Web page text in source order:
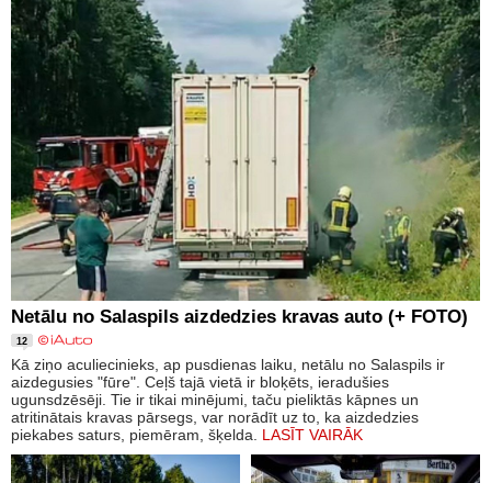
Netālu no Salaspils aizdedzies kravas auto (+ FOTO)
12
Kā ziņo aculiecinieks, ap pusdienas laiku, netālu no Salaspils ir
aizdegusies "fūre". Ceļš tajā vietā ir bloķēts, ieradušies
ugunsdzēsēji. Tie ir tikai minējumi, taču pieliktās kāpnes un
atritinātais kravas pārsegs, var norādīt uz to, ka aizdedzies
piekabes saturs, piemēram, šķelda. LASĪT VAIRĀK